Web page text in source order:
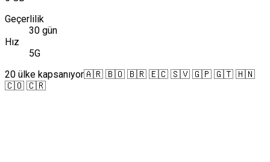
Geçerlilik
30 gün
Hız
5G
20 ülke kapsanıyor🇦🇷 🇧🇴 🇧🇷 🇪🇨 🇸🇻 🇬🇵 🇬🇹 🇭🇳
🇨🇴 🇨🇷